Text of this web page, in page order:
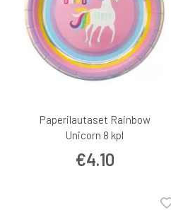
Paperilautaset Rainbow
Unicorn 8 kpl
€4.10